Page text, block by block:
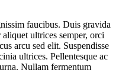
faucibus. Duis gravida
ultrices semper, orci
arcu sed elit. Suspendisse
ultrices. Pellentesque ac
Nullam fermentum